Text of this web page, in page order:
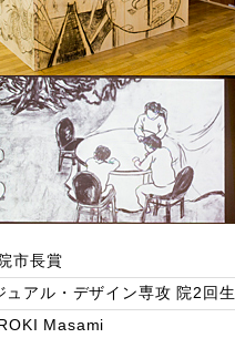
市長賞
ュアル・デザイン専攻 院2回生
Masami